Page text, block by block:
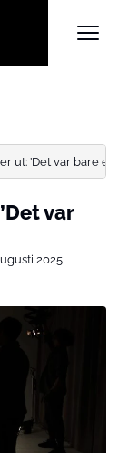
ut: ’Det var bare en
var
2025